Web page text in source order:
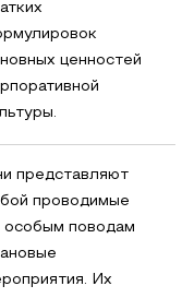
ценностей
представляют
проводимые
особым поводам
Их